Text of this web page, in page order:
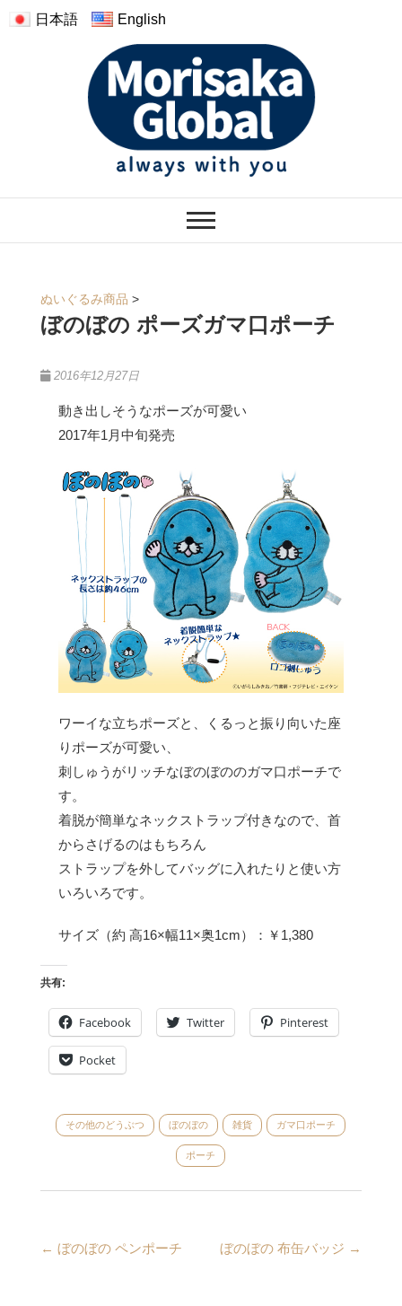
日本語 English
モリサカグローバル
ぬいぐるみ商品 >
ぼのぼの ポーズガマ口ポーチ
2016年12月27日
動き出しそうなポーズが可愛い
2017年1月中旬発売
ワーイな立ちポーズと、くるっと振り向いた座
りポーズが可愛い、
刺しゅうがリッチなぼのぼののガマ口ポーチで
す。
着脱が簡単なネックストラップ付きなので、首
からさげるのはもちろん
ストラップを外してバッグに入れたりと使い方
いろいろです。
サイズ（約 高16×幅11×奥1cm）：￥1,380
共有:
Facebook Twitter Pinterest
Pocket
その他のどうぶつ ぼのぼの 雑貨 ガマ口ポーチ
ポーチ
← ぼのぼの ペンポーチ ぼのぼの 布缶バッジ →